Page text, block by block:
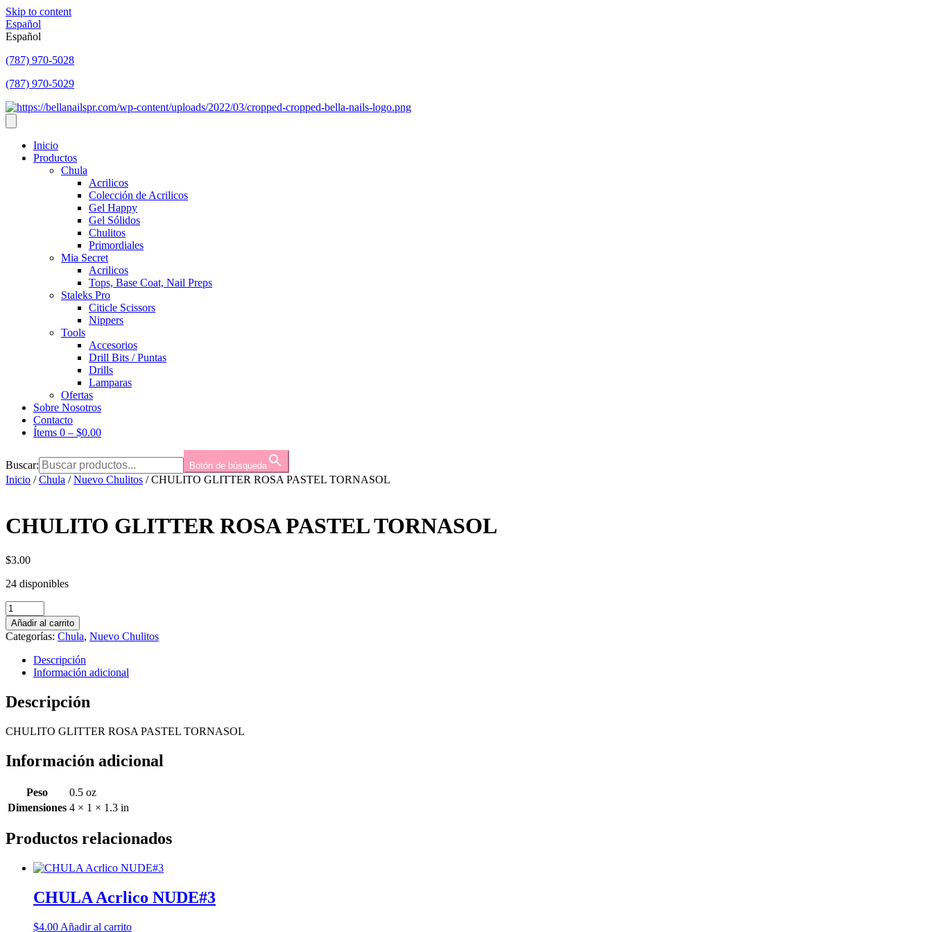
Skip to content
Español
Español
(787) 970-5028
(787) 970-5029
Inicio
Productos
Chula
Acrilicos
Colección de Acrilicos
Gel Happy
Gel Sólidos
Chulitos
Primordiales
Mia Secret
Acrilicos
Tops, Base Coat, Nail Preps
Staleks Pro
Citicle Scissors
Nippers
Tools
Accesorios
Drill Bits / Puntas
Drills
Lamparas
Ofertas
Sobre Nosotros
Contacto
Ítems 0 – $0.00
Buscar: Botón de búsqueda
Inicio /Chula /Nuevo Chulitos / CHULITO GLITTER ROSA PASTEL TORNASOL
CHULITO GLITTER ROSA PASTEL TORNASOL
$3.00
24 disponibles
CHULITO
GLITTER
ROSA
PASTEL
TORNASOL
cantidad
Añadir al carrito
Categorías: Chula, Nuevo Chulitos
Descripción
Información adicional
Descripción
CHULITO GLITTER ROSA PASTEL TORNASOL
Información adicional
Peso
0.5 oz
Dimensiones 4 × 1 × 1.3 in
Productos relacionados
CHULA Acrlico NUDE#3
$4.00 Añadir al carrito